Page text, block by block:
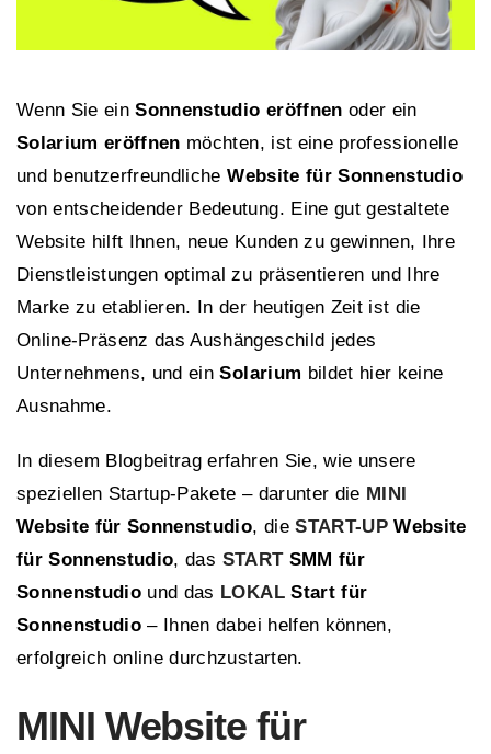
Wenn Sie einSonnenstudio eröffnen oder ein
Solarium eröffnen möchten, ist eine professionelle
und benutzerfreundlicheWebsite für Sonnenstudio
von entscheidender Bedeutung. Eine gut gestaltete
Website hilft Ihnen, neue Kunden zu gewinnen, Ihre
Dienstleistungen optimal zu präsentieren und Ihre
Marke zu etablieren. In der heutigen Zeit ist die
Online-Präsenz das Aushängeschild jedes
Unternehmens, und einSolarium bildet hier keine
Ausnahme.
In diesem Blogbeitrag erfahren Sie, wie unsere
speziellen Startup-Pakete – darunter die MINI
Website für Sonnenstudio, dieSTART-UPWebsite
für Sonnenstudio, das STARTSMM für
Sonnenstudio und das LOKALStart für
Sonnenstudio – Ihnen dabei helfen können,
erfolgreich online durchzustarten.
MINI Website für